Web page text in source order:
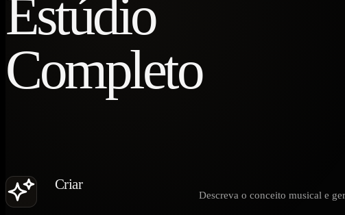
Música
Descubra mais
Estúdio
Completo
Criar
Descreva o conceito musical e